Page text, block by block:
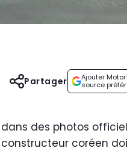
Ajouter
source
Partager
des photos
coréen